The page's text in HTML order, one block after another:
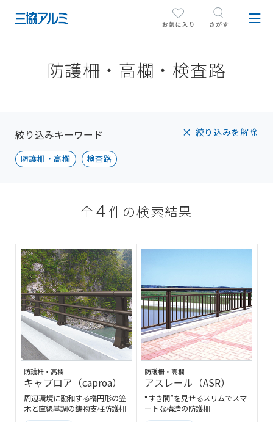
防護柵・高欄・検査路
絞り込みキーワード
防護柵・高欄 検査路
絞り込みを解除
全 4 件の検索結果
防護柵・高欄
キャプロア（caproa）
周辺環境に融和する楕円形の笠
木と直線基調の鋳物支柱防護柵
防護柵・高欄
アスレール（ASR）
“すき間”を見せるスリムでスマ
ートな構造の防護柵